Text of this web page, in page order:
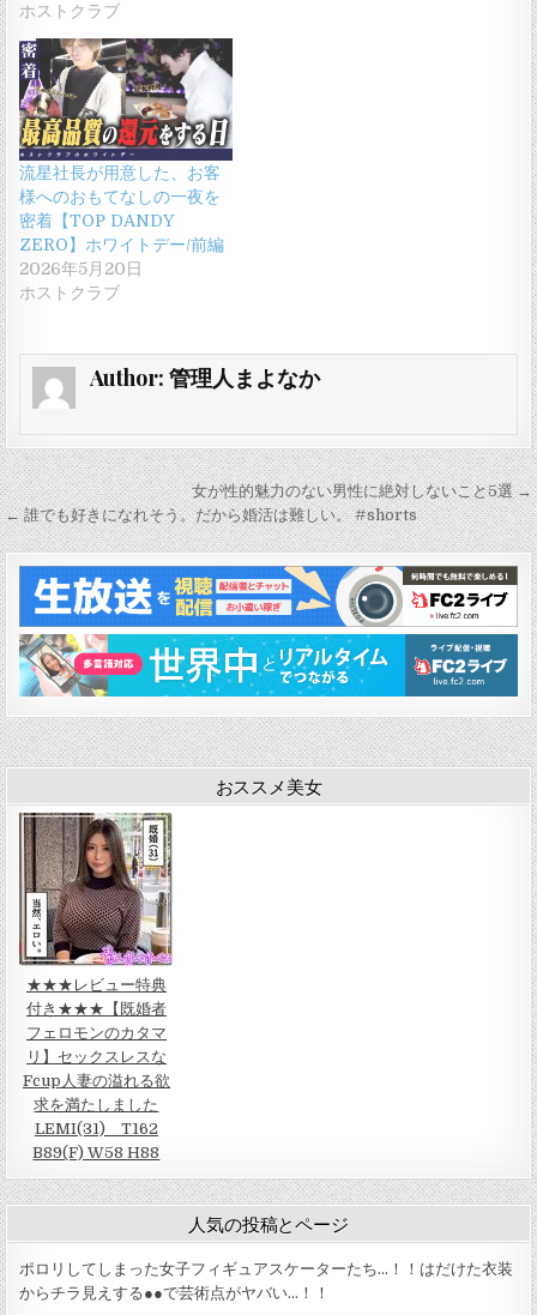
ホストクラブ
流星社長が用意した、お客
様へのおもてなしの一夜を
密着【TOP DANDY
ZERO】ホワイトデー/前編
2026年5月20日
ホストクラブ
Author: 管理人まよなか
投
稿
ナ
ビ
ゲ
ー
シ
ョ
ン
女が性的魅力のない男性に絶対しないこと5選 →
← 誰でも好きになれそう。だから婚活は難しい。 #shorts
おススメ美女
★★★レビュー特典
付き★★★【既婚者
フェロモンのカタマ
リ】セックスレスな
Fcup人妻の溢れる欲
求を満たしました
LEMI(31) T162
B89(F) W58 H88
人気の投稿とページ
ポロリしてしまった女子フィギュアスケーターたち…！！はだけた衣装
からチラ見えする●●で芸術点がヤバい…！！